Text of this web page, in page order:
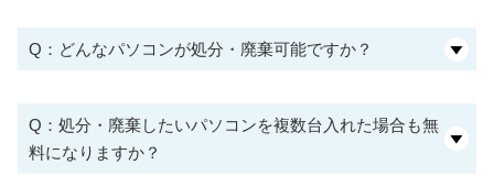
Q：どんなパソコンが処分・廃棄可能ですか？
Q：処分・廃棄したいパソコンを複数台入れた場合も無
料になりますか？